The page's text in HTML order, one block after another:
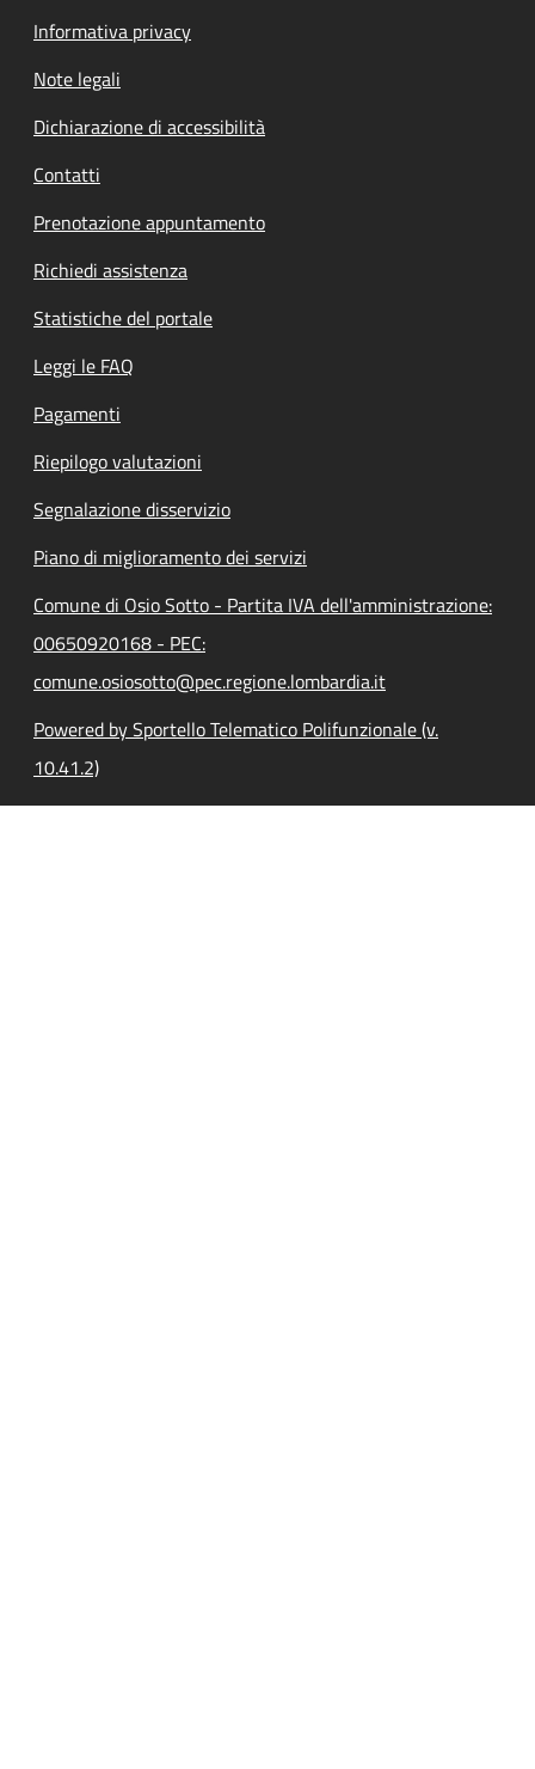
Informativa privacy
Note legali
Dichiarazione di accessibilità
Contatti
Prenotazione appuntamento
Richiedi assistenza
Statistiche del portale
Leggi le FAQ
Pagamenti
Riepilogo valutazioni
Segnalazione disservizio
Piano di miglioramento dei servizi
Comune di Osio Sotto - Partita IVA dell'amministrazione:
00650920168 - PEC:
comune.osiosotto@pec.regione.lombardia.it
Powered by Sportello Telematico Polifunzionale (v.
10.41.2)